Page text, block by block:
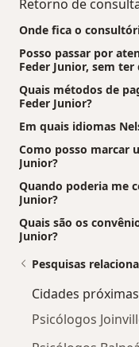
Retorno de
Onde fica o
Posso passar por
Feder Junior, sem
Quais métodos de
Feder Junior?
Em quais idiomas
Como posso marcar
Junior?
Quando poderia me
Junior?
Quais são os
Junior?
Pesquisas
Cidades
Psicólogos